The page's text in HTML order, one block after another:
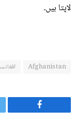
لاپتا ہیں۔
Afghanistan
Facebook